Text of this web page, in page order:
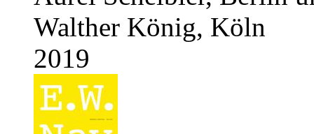
Walther König, Köln
2019